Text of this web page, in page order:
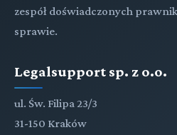
zespół doświadczonych
sprawie.
Legalsupport sp. z o.o.
ul. Św. Filipa 23/3
31-150 Kraków